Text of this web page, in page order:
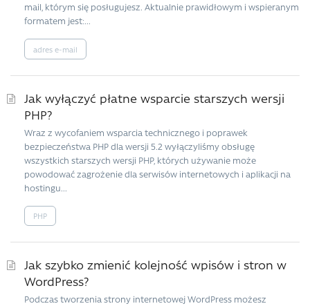
mail, którym się posługujesz. Aktualnie prawidłowym i wspieranym
formatem jest:...
adres e-mail
Jak wyłączyć płatne wsparcie starszych wersji
PHP?
Wraz z wycofaniem wsparcia technicznego i poprawek
bezpieczeństwa PHP dla wersji 5.2 wyłączyliśmy obsługę
wszystkich starszych wersji PHP, których używanie może
powodować zagrożenie dla serwisów internetowych i aplikacji na
hostingu...
PHP
Jak szybko zmienić kolejność wpisów i stron w
WordPress?
Podczas tworzenia strony internetowej WordPress możesz